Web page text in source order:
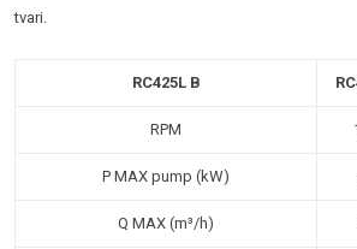
tvari.
RC425L B
RPM
P MAX pump (kW)
Q MAX (m³/h)